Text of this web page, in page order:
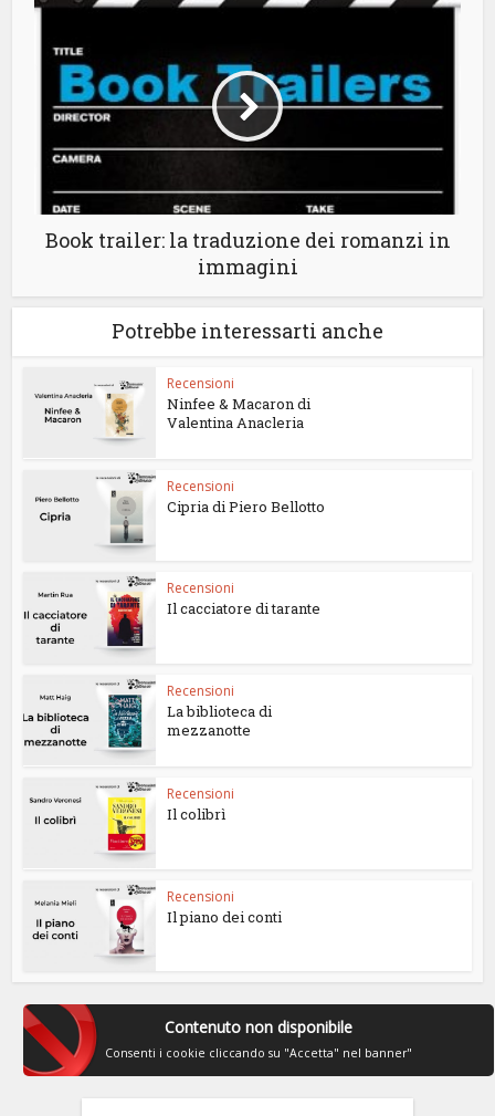
Book trailer: la traduzione dei romanzi in
immagini
Potrebbe interessarti anche
Recensioni
Ninfee & Macaron di
Valentina Anacleria
Recensioni
Cipria di Piero Bellotto
Recensioni
Il cacciatore di tarante
Recensioni
La biblioteca di
mezzanotte
Recensioni
Il colibrì
Recensioni
Il piano dei conti
Contenuto non disponibile
Consenti i cookie cliccando su "Accetta" nel banner"